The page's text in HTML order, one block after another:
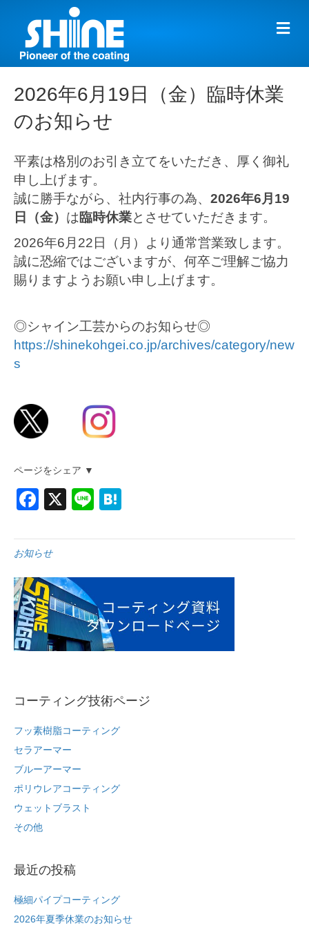
メ
ニ
ー
2026年6月19日（金）臨時休業
のお知らせ
平素は格別のお引き立てをいただき、厚く御礼
申し上げます。
誠に勝手ながら、社内行事の為、 2026年6月19
日（金） は臨時休業とさせていただきます。
2026年6月22日（月）より通常営業致します。
誠に恐縮ではございますが、何卒ご理解ご協力
賜りますようお願い申し上げます。
◎シャイン工芸からのお知らせ◎
https://shinekohgei.co.jp/archives/category/new
s
ページをシェア ▼
F
c
e
b
o
o
k
X
Li
e
e
お知らせ
コーティング技術ページ
フッ素樹脂コーティング
セラアーマー
ブルーアーマー
ポリウレアコーティング
ウェットブラスト
その他
最近の投稿
極細パイプコーティング
2026年夏季休業のお知らせ